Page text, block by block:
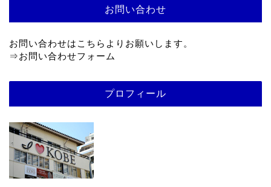
お問い合わせ
お問い合わせはこちらよりお願いします。
⇒お問い合わせフォーム
プロフィール